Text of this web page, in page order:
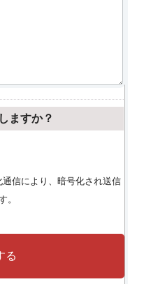
ますか？
信により、暗号化され送信
。